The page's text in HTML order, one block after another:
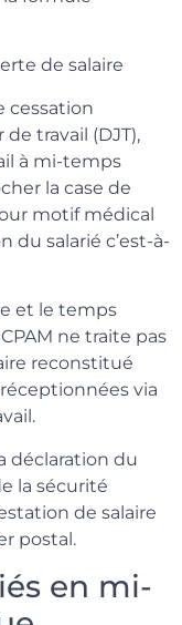
de salaire
cessation
travail (DJT),
à mi-temps
la case de
motif médical
du salarié c’est-à-
et le temps
ne traite pas
reconstitué
via
déclaration du
la sécurité
de salaire
postal.
en mi-